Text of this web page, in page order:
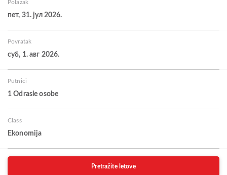
Polazak
пет, 31. јул 2026.
Povratak
суб, 1. авг 2026.
Putnici
1 Odrasle osobe
Class
Ekonomija
Pretražite letove